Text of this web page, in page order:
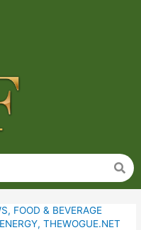
, FOOD & BEVERAGE
,THEWOGUE.NET